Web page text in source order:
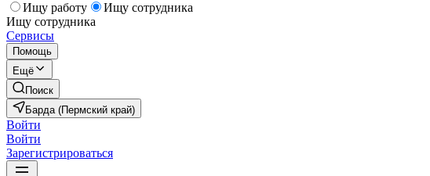
Ищу работу
Ищу сотрудника
Ищу сотрудника
Сервисы
Помощь
Ещё
Поиск
Барда (Пермский край)
Войти
Войти
Зарегистрироваться